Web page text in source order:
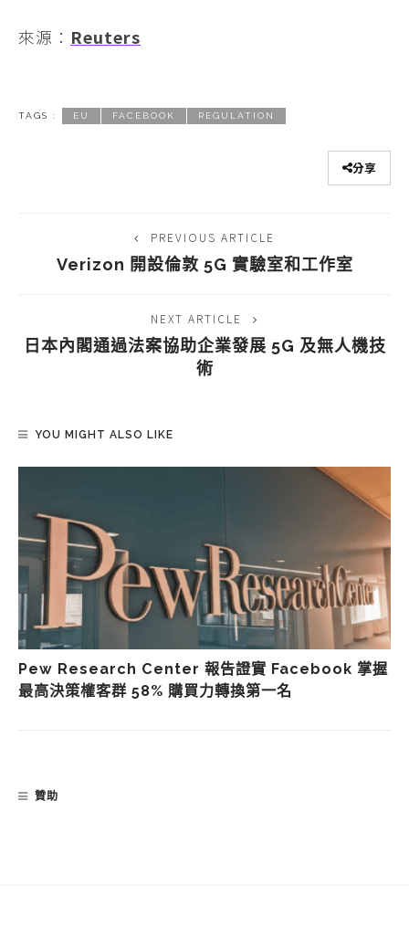
來源： Reuters
TAGS : EU FACEBOOK REGULATION
分享
PREVIOUS ARTICLE
Verizon 開設倫敦 5G 實驗室和工作室
NEXT ARTICLE
日本內閣通過法案協助企業發展 5G 及無人機技
術
YOU MIGHT ALSO LIKE
Pew Research Center 報告證實 Facebook 掌握
最高決策權客群 58% 購買力轉換第一名
贊助